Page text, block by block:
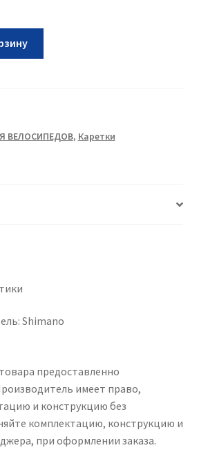
ВЕЛОСИПЕДОВ, Каретки
Shimano
предоставленно
имеет право,
и конструкцию без
комплектацию, конструкцию и
при оформлении заказа.